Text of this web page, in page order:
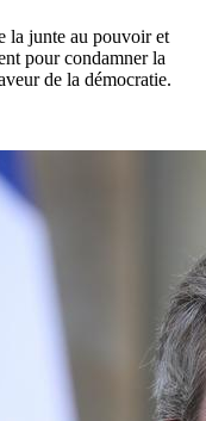
la junte au pouvoir et
pour condamner la
de la démocratie.